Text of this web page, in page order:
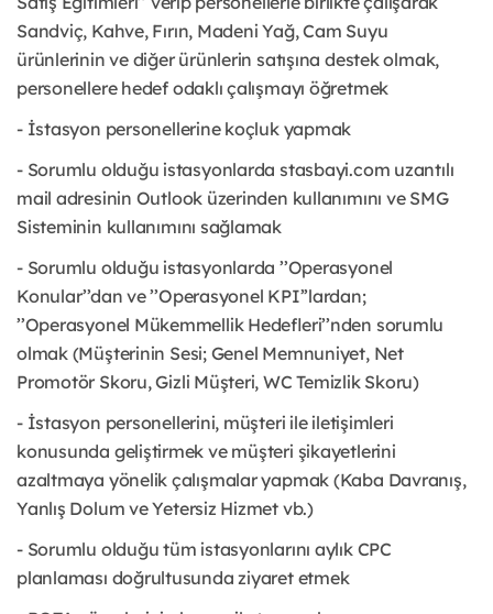
Sandviç, Kahve, Fırın, Madeni Yağ, Cam Suyu
ürünlerinin ve diğer ürünlerin satışına destek olmak,
personellere hedef odaklı çalışmayı öğretmek
- İstasyon personellerine koçluk yapmak
- Sorumlu olduğu istasyonlarda stasbayi.com uzantılı
mail adresinin Outlook üzerinden kullanımını ve SMG
Sisteminin kullanımını sağlamak
- Sorumlu olduğu istasyonlarda ’’Operasyonel
Konular’’dan ve ’’Operasyonel KPI’’lardan;
’’Operasyonel Mükemmellik Hedefleri’’nden sorumlu
olmak (Müşterinin Sesi; Genel Memnuniyet, Net
Promotör Skoru, Gizli Müşteri, WC Temizlik Skoru)
- İstasyon personellerini, müşteri ile iletişimleri
konusunda geliştirmek ve müşteri şikayetlerini
azaltmaya yönelik çalışmalar yapmak (Kaba Davranış,
Yanlış Dolum ve Yetersiz Hizmet vb.)
- Sorumlu olduğu tüm istasyonlarını aylık CPC
planlaması doğrultusunda ziyaret etmek